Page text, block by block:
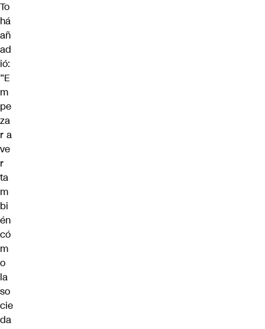
To
há
añ
ad
ió:
“E
m
pe
za
r a
ve
r
ta
m
bi
én
có
m
o
la
so
cie
da